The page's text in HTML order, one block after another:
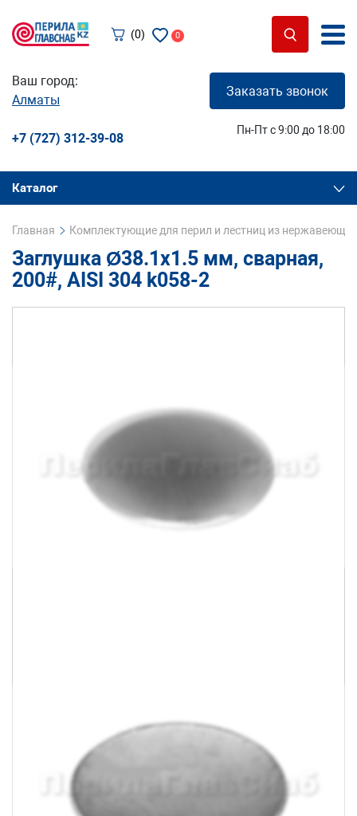
(0) 0
Ваш город:
Алматы
Заказать звонок
+7 (727) 312-39-08
Пн-Пт с 9:00 до 18:00
Каталог
Главная Комплектующие для перил и лестниц из
Заглушка Ø38.1х1.5 мм, сварная,
200#, AISI 304 k058-2